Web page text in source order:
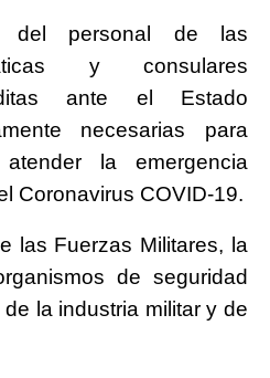
del personal de las
y consulares
ante el Estado
necesarias para
la emergencia
Coronavirus COVID-19.
las Fuerzas Militares, la
de seguridad
la industria militar y de